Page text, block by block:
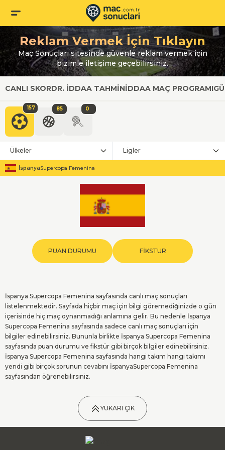
Reklam Vermek İçin Tıklayın
Maç Sonuçları sitesinde güvenle reklam vermek için
bizimle iletişime geçebilirsiniz.
CANLI SKORDR. İDDAA TAHMINİDDAA MAÇ PROGRAMI
157 85 0
Ülkeler Ligler
İspanyaSupercopa Femenina
PUAN DURUMU FİKSTUR
İspanya Supercopa Femenina sayfasında canlı maç sonuçları
listelenmektedir. Sayfada hiçbir maç için bilgi göremediğinizde o gün
içerisinde hiç maç oynanmadığı anlamına gelir. Bu nedenle İspanya
Supercopa Femenina sayfasında sadece canlı maç sonuçları için
bilgiler edinebilirsiniz. Bununla birlikte İspanya Supercopa Femenina
sayfasında puan durumu ve fikstür gibi birçok bilgiler edinebilirsiniz.
İspanya Supercopa Femenina sayfasında hangi takım hangi takımı
yendi gibi birçok sorunun cevabını İspanyaSupercopa Femenina
sayfasından öğrenebilirsiniz.
YUKARI ÇIK